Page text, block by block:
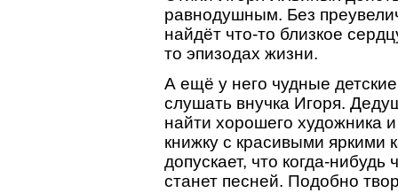
равнодушным. Без
найдёт что-то близкое
то эпизодах жизни.
А ещё у него чудные
слушать внучка Игоря.
найти хорошего художника
книжку с красивыми
допускает, что когда-нибудь
станет песней. Подобно